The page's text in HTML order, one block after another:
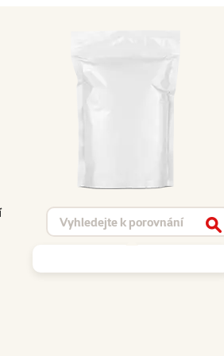
Vyhledat produkt